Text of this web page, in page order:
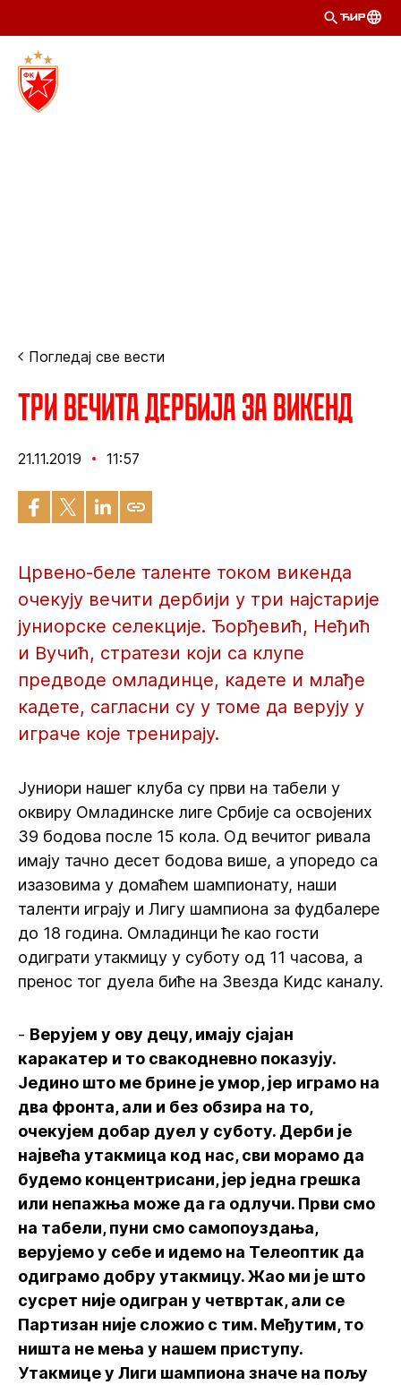
ЋИР
Погледај све вести
Три вечита дербија за викенд
21.11.2019 11:57
Црвено-беле таленте током викенда
очекују вечити дербији у три најстарије
јуниорске селекције. Ђорђевић, Неђић
и Вучић, стратези који са клупе
предводе омладинце, кадете и млађе
кадете, сагласни су у томе да верују у
играче које тренирају.
Јуниори нашег клуба су први на табели у
оквиру Омладинске лиге Србије са освојених
39 бодова после 15 кола. Од вечитог ривала
имају тачно десет бодова више, а упоредо са
изазовима у домаћем шампионату, наши
таленти играју и Лигу шампиона за фудбалере
до 18 година. Омладинци ће као гости
одиграти утакмицу у суботу од 11 часова, а
пренос тог дуела биће на Звезда Кидс каналу.
- Верујем у ову децу, имају сјајан
каракатер и то свакодневно показују.
Једино што ме брине је умор, јер играмо на
два фронта, али и без обзира на то,
очекујем добар дуел у суботу. Дерби је
највећа утакмица код нас, сви морамо да
будемо концентрисани, јер једна грешка
или непажња може да га одлучи. Први смо
на табели, пуни смо самопоуздања,
верујемо у себе и идемо на Телеоптик да
одиграмо добру утакмицу. Жао ми је што
сусрет није одигран у четвртак, али се
Партизан није сложио с тим. Међутим, то
ништа не мења у нашем приступу.
Утакмице у Лиги шампиона значе на пољу